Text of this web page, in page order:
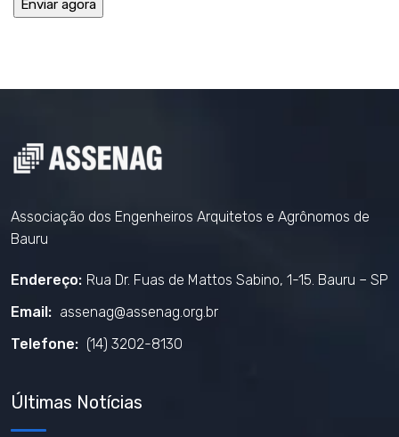
Associação dos Engenheiros Arquitetos e Agrônomos de
Bauru
Endereço: Rua Dr. Fuas de Mattos Sabino, 1-15. Bauru – SP
Email: assenag@assenag.org.br
Telefone: (14) 3202-8130
Últimas Notícias